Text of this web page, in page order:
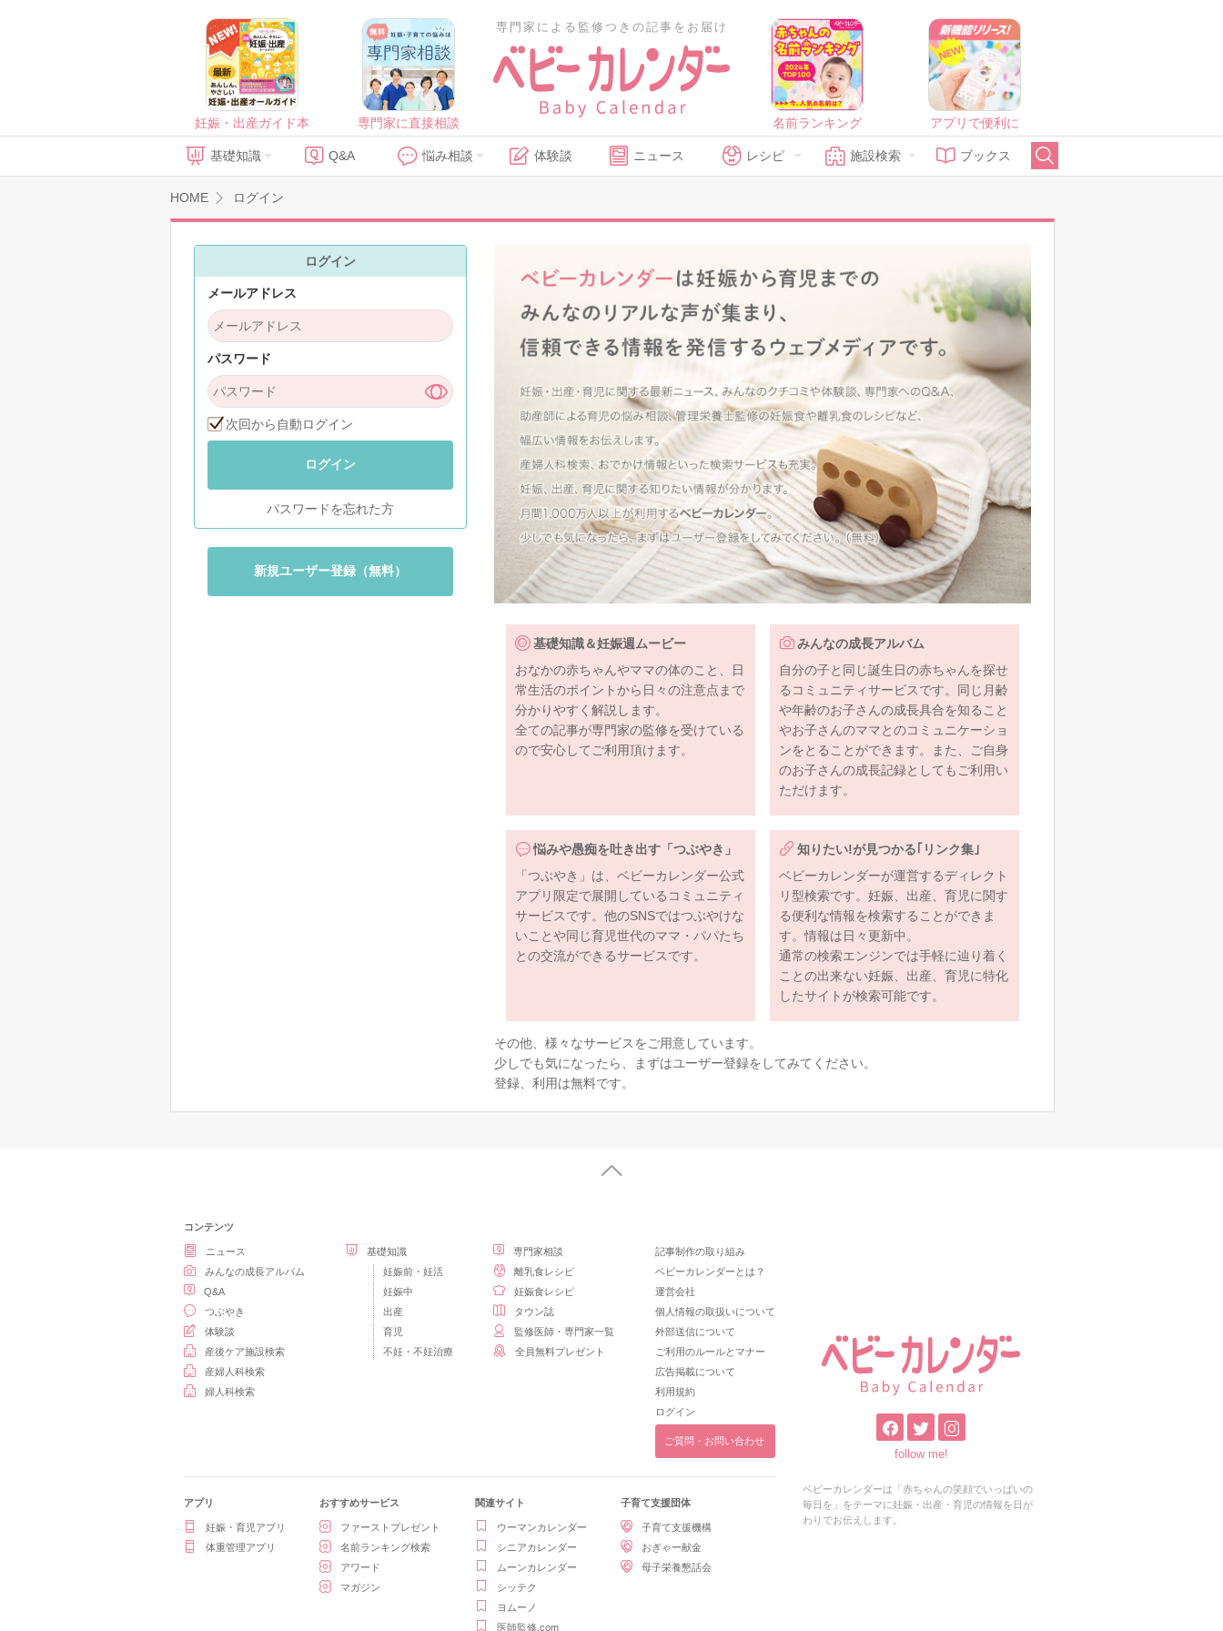
妊娠・出産ガイド本 専門家に直接相談
専門家による監修つきの記事をお届け
名前ランキング アプリで便利に
基礎知識 Q&A 悩み相談 体験談 ニュース レシピ 施設検索 ブックス
HOME ログイン
ログイン
メールアドレス
パスワード
次回から自動ログイン
ログイン
パスワードを忘れた方
新規ユーザー登録（無料）
基礎知識＆妊娠週ムービー
おなかの赤ちゃんやママの体のこと、日
常生活のポイントから日々の注意点まで
分かりやすく解説します。
全ての記事が専門家の監修を受けている
ので安心してご利用頂けます。
みんなの成長アルバム
自分の子と同じ誕生日の赤ちゃんを探せ
るコミュニティサービスです。同じ月齢
や年齢のお子さんの成長具合を知ること
やお子さんのママとのコミュニケーショ
ンをとることができます。また、ご自身
のお子さんの成長記録としてもご利用い
ただけます。
悩みや愚痴を吐き出す「つぶやき」
「つぶやき」は、ベビーカレンダー公式
アプリ限定で展開しているコミュニティ
サービスです。他のSNSではつぶやけな
いことや同じ育児世代のママ・パパたち
との交流ができるサービスです。
知りたい!が見つかる｢リンク集｣
ベビーカレンダーが運営するディレクト
リ型検索です。妊娠、出産、育児に関す
る便利な情報を検索することができま
す。情報は日々更新中。
通常の検索エンジンでは手軽に辿り着く
ことの出来ない妊娠、出産、育児に特化
したサイトが検索可能です。
その他、様々なサービスをご用意しています。
少しでも気になったら、まずはユーザー登録をしてみてください。
登録、利用は無料です。
コンテンツ
ニュース
みんなの成長アルバム
Q&A
つぶやき
体験談
産後ケア施設検索
産婦人科検索
婦人科検索
基礎知識
妊娠前・妊活
妊娠中
出産
育児
不妊・不妊治療
専門家相談
離乳食レシピ
妊娠食レシピ
タウン誌
監修医師・専門家一覧
全員無料プレゼント
記事制作の取り組み
ベビーカレンダーとは？
運営会社
個人情報の取扱いについて
外部送信について
ご利用のルールとマナー
広告掲載について
利用規約
ログイン
ご質問・お問い合わせ
アプリ
妊娠・育児アプリ
体重管理アプリ
おすすめサービス
ファーストプレゼント
名前ランキング検索
アワード
マガジン
関連サイト
ウーマンカレンダー
シニアカレンダー
ムーンカレンダー
シッテク
ヨムーノ
医師監修.com
子育て支援団体
子育て支援機構
おぎゃー献金
母子栄養懇話会
follow me!
ベビーカレンダーは「赤ちゃんの笑顔でいっぱいの
毎日を」をテーマに妊娠・出産・育児の情報を日が
わりでお伝えします。